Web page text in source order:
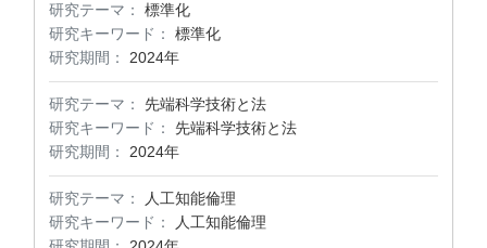
研究テーマ：
標準化
研究キーワード：
標準化
研究期間：
2024年
研究テーマ：
先端科学技術と法
研究キーワード：
先端科学技術と法
研究期間：
2024年
研究テーマ：
人工知能倫理
研究キーワード：
人工知能倫理